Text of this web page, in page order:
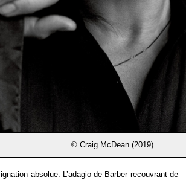
© Craig McDean (2019)
absolue. L’adagio de Barber recouvrant de